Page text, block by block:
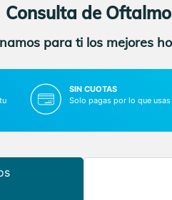
Consulta de
para ti los mejores
SIN CUOTAS
Solo pagas por lo que usas